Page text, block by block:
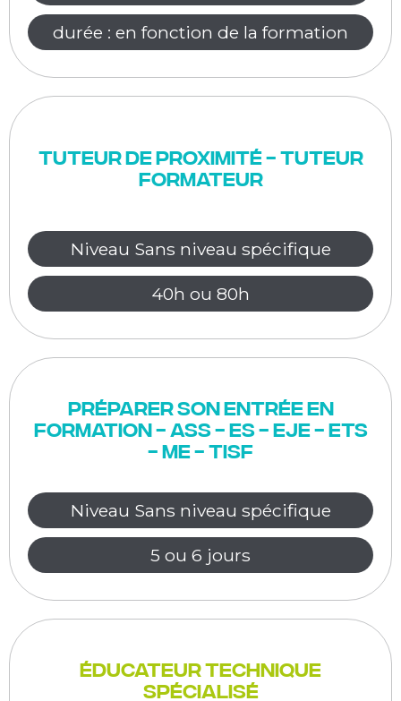
durée : en fonction de la formation
Tuteur de proximité - Tuteur
Formateur
Niveau Sans niveau spécifique
40h ou 80h
Préparer son entrée en
formation - ASS - ES - EJE - ETS
- ME - TISF
Niveau Sans niveau spécifique
5 ou 6 jours
Éducateur Technique
Spécialisé